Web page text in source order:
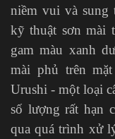
niềm vui và sung
kỹ thuật sơn mài
gam màu xanh
mài phủ trên
Urushi - một loại
số lượng rất hạn
qua quá trình xử